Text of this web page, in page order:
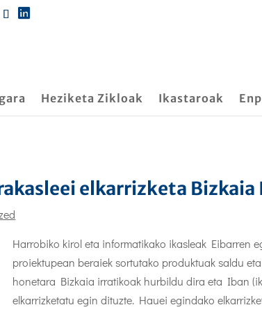
Heziketa Zikloak Ikastaroak
elkarrizketa
Harrobiko kirol eta informatikako ikasleak Eibarren
proiektupean beraiek sortutako produktuak saldu
honetara Bizkaia irratikoak hurbildu dira eta Iban
elkarrizketatu egin dituzte. Hauei egindako